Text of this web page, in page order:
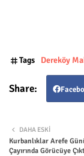
Tags Dereköy
DAHA ESKI
Kurbanlıklar Arefe
Çayırında Görücüye